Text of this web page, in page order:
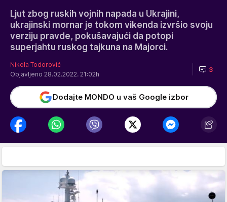
Ljut zbog ruskih vojnih napada u Ukrajini,
ukrajinski mornar je tokom vikenda izvršio svoju
verziju pravde, pokušavajući da potopi
superjahtu ruskog tajkuna na Majorci.
Nikola Todorović
Objavljeno 28.02.2022. 21:02h
3
Dodajte MONDO u vaš Google izbor